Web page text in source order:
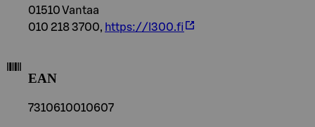
01510 Vantaa
010 218 3700, https://l300.fi
EAN
7310610010607